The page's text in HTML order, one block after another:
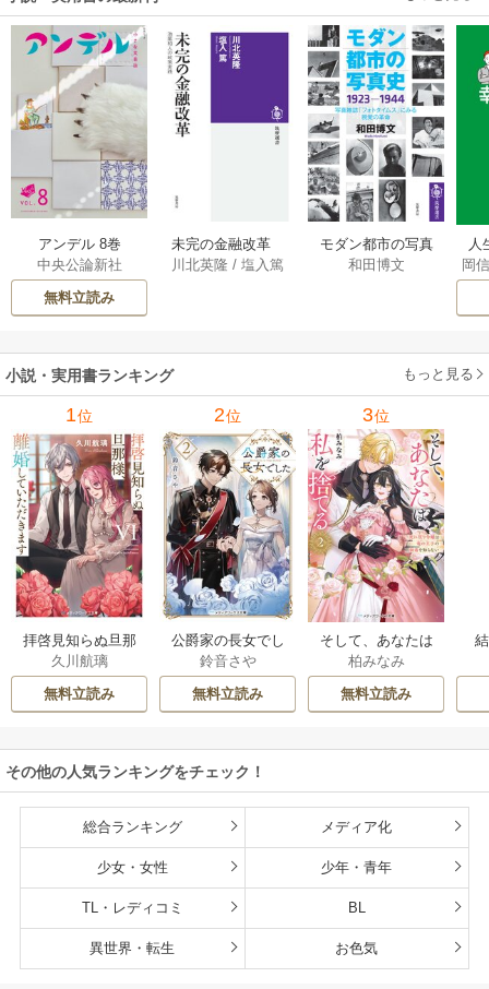
アンデル 8巻
中央公論新社
無料立読み
未完の金融改革
――池尾和人の政
川北英隆 /塩入篤
モダン都市の写真
史 1923－1944
和田博文
人
教
岡
小説・実用書ランキング もっと見る
1位
拝啓見知らぬ旦那
様、離婚していた
だきます
久川航璃
無料立読み
2位
公爵家の長女でし
た
鈴音さや
無料立読み
3位
そして、あなたは
私を捨てる
柏みなみ
無料立読み
その他の人気ランキングをチェック！
総合ランキング メディア化
少女・女性 少年・青年
TL・レディコミ BL
異世界・転生 お色気